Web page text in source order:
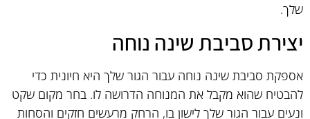
שלך.
יצירת סביבת שינה נוחה
אספקת סביבת שינה נוחה עבור הגור שלך היא חיונית כדי
להבטיח שהוא מקבל את המנוחה הדרושה לו. בחר מקום שקט
ונעים עבור הגור שלך לישון בו, הרחק מרעשים חזקים והסחות